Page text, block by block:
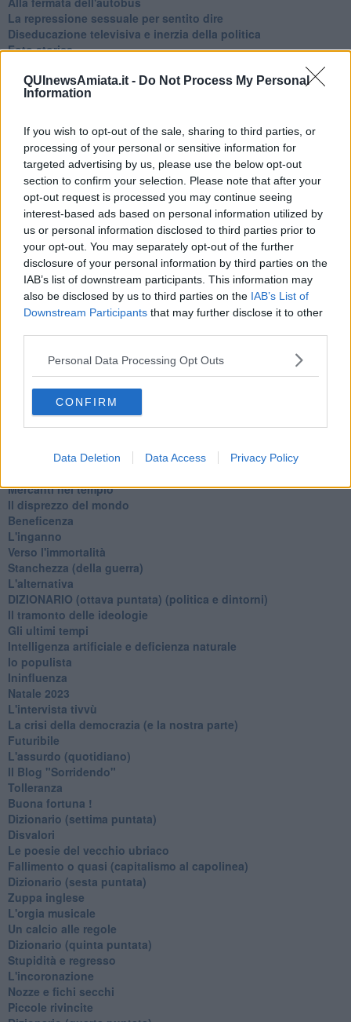
QUInewsAmiata.it - Do Not Process My Personal
Information
If you wish to opt-out of the sale, sharing to third parties, or
processing of your personal or sensitive information for
targeted advertising by us, please use the below opt-out
section to confirm your selection. Please note that after your
opt-out request is processed you may continue seeing
interest-based ads based on personal information utilized by
us or personal information disclosed to third parties prior to
your opt-out. You may separately opt-out of the further
disclosure of your personal information by third parties on the
IAB’s list of downstream participants. This information may
also be disclosed by us to third parties on the IAB’s List of
Downstream Participants that may further disclose it to other
Personal Data Processing Opt Outs
CONFIRM
Data Deletion Data Access Privacy Policy
La repressione sessuale per sentito dire
Diseducazione televisiva e inerzia della politica
Foto storica
Nostalgia del sangue blu
Teste calde
Armiamoci e... avviatevi
Da Capodanno a Carnevale
Schizzi di fango
Sor-riso amaro
Fine anno al ristorante
La festa di Capodanno
Natale 2024
Re e regnanti
A noi interessa il dito non la luna
Come rubare allo stato e vivere felici
Una performance
Il compagno
​Io (allo specchio)
Tramonto
La virtù del non fare
Il giorno dei saldi
L'ultimo post
Leggendo l'Eneide
​(In)sicurezza stradale
Un calcio alla finzione
Mercanti nel tempio
Il disprezzo del mondo
Beneficenza
L'inganno
Verso l'immortalità
Stanchezza (della guerra)
L'alternativa
​DIZIONARIO (ottava puntata) (politica e dintorni)
Il tramonto delle ideologie
Gli ultimi tempi
Intelligenza artificiale e deficienza naturale
Io populista
Ininfluenza
Natale 2023
L'intervista tivvù
La crisi della democrazia (e la nostra parte)
Futuribile
L'assurdo (quotidiano)
Il Blog "Sorridendo"
Tolleranza
Buona fortuna !
​Dizionario (settima puntata)
Disvalori
Le poesie del vecchio ubriaco
Fallimento o quasi (capitalismo al capolinea)
Dizionario (sesta puntata)
Zuppa inglese
L'orgia musicale
Un calcio alle regole
Dizionario (quinta puntata)
Stupidità e regresso
L'incoronazione
Nozze e fichi secchi
Piccole rivincite